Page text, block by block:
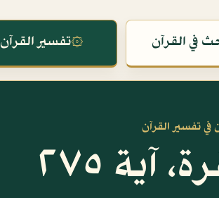
في القرآن ۞تفسير القرآن
في تفسير القرآن
آية ٢٧٥